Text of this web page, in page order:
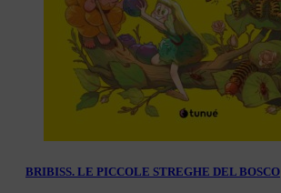
BRIBISS. LE PICCOLE STREGHE DEL BOSCO